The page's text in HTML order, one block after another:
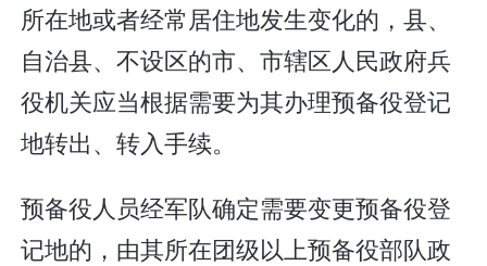
所在地或者经常居住地发生变化的，县、
自治县、不设区的市、市辖区人民政府兵
役机关应当根据需要为其办理预备役登记
地转出、转入手续。
预备役人员经军队确定需要变更预备役登
记地的，由其所在团级以上预备役部队政